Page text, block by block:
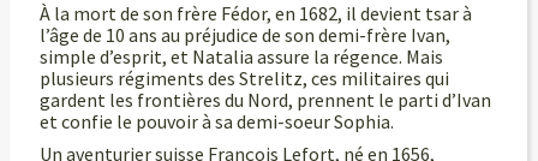
À la mort de son frère Fédor, en 1682, il devient tsar à
l’âge de 10 ans au préjudice de son demi-frère Ivan,
simple d’esprit, et Natalia assure la régence. Mais
plusieurs régiments des Strelitz, ces militaires qui
gardent les frontières du Nord, prennent le parti d’Ivan
et confie le pouvoir à sa demi-soeur Sophia.
Un aventurier suisse François Lefort, né en 1656,